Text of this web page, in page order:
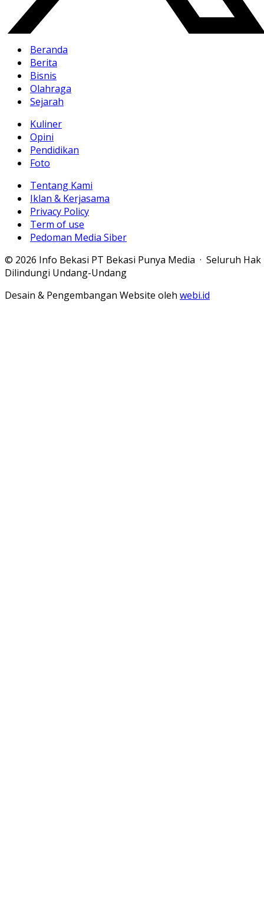
Beranda
Berita
Bisnis
Olahraga
Sejarah
Kuliner
Opini
Pendidikan
Foto
Tentang Kami
Iklan & Kerjasama
Privacy Policy
Term of use
Pedoman Media Siber
© 2026 Info Bekasi PT Bekasi Punya Media · Seluruh Hak
Dilindungi Undang-Undang
Desain & Pengembangan Website oleh webi.id